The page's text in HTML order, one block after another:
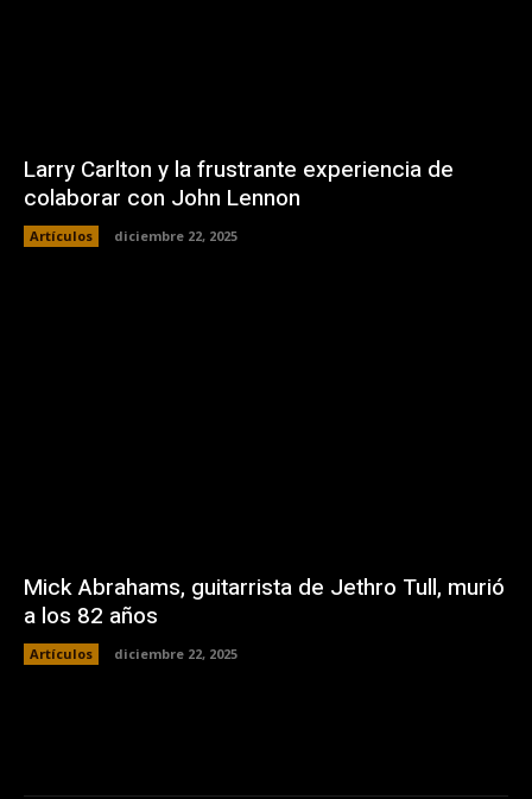
Larry Carlton y la frustrante experiencia de
colaborar con John Lennon
Artículos diciembre 22, 2025
Mick Abrahams, guitarrista de Jethro Tull, murió
a los 82 años
Artículos diciembre 22, 2025